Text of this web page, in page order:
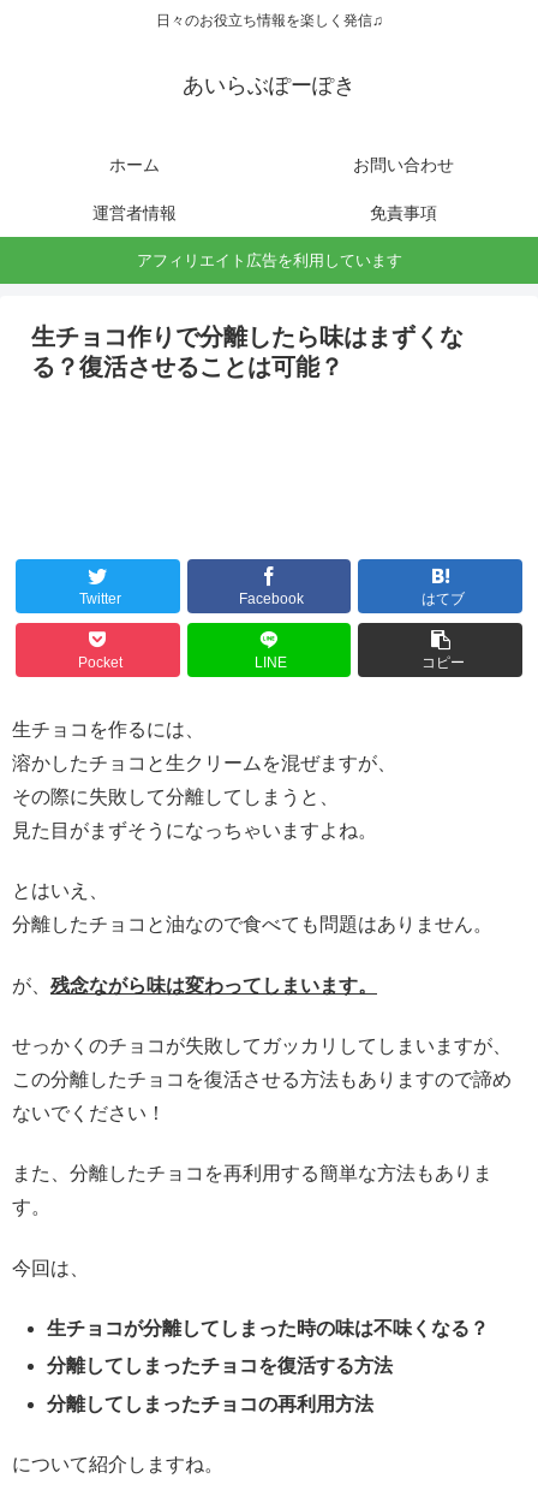
日々のお役立ち情報を楽しく発信♫
あいらぶぽーぽき
ホーム お問い合わせ
運営者情報 免責事項
アフィリエイト広告を利用しています
生チョコ作りで分離したら味はまずくな
る？復活させることは可能？
Twitter Facebook はてブ
Pocket LINE コピー
生チョコを作るには、
溶かしたチョコと生クリームを混ぜますが、
その際に失敗して分離してしまうと、
見た目がまずそうになっちゃいますよね。
とはいえ、
分離したチョコと油なので食べても問題はありません。
が、 残念ながら味は変わってしまいます。
せっかくのチョコが失敗してガッカリしてしまいますが、
この分離したチョコを復活させる方法もありますので諦め
ないでください！
また、分離したチョコを再利用する簡単な方法もありま
す。
今回は、
生チョコが分離してしまった時の味は不味くなる？
分離してしまったチョコを復活する方法
分離してしまったチョコの再利用方法
について紹介しますね。